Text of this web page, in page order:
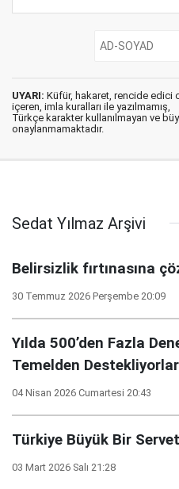
UYARI: Küfür, hakaret, rencide edici
içeren, imla kuralları ile yazılmamış,
Türkçe karakter kullanılmayan ve
onaylanmamaktadır.
Sedat Yılmaz Arşivi
Belirsizlik fırtınasına
30 Temmuz 2026 Perşembe 20:09
Yılda 500’den Fazla
Temelden Destekliyorlar
04 Nisan 2026 Cumartesi 20:43
Türkiye Büyük Bir
03 Mart 2026 Salı 21:28